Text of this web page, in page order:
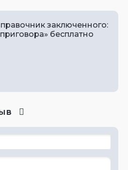
заключенного:
бесплатно